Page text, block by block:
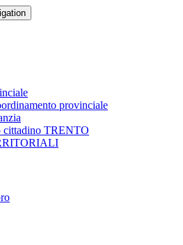
provinciale
cittadino TRENTO